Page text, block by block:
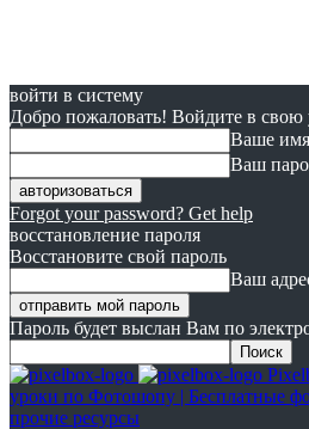
войти в систему
Добро пожаловать! Войдите в свою
Ваше имя
Ваш
Forgot your password? Get help
восстановление пароля
Восстановите свой пароль
Ваш
Пароль будет выслан Вам по
уроки по Фотошопу | Бесплатные
прочие ресурсы